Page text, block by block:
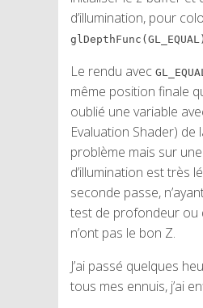
d’illumination, pour
glDepthFunc(GL_EQUAL)
Le rendu avec
même position finale
oublié une variable
Evaluation Shader) de
problème mais sur
d’illumination est très
seconde passe,
test de profondeur ou
n’ont pas le bon Z.
J’ai passé quelques
tous mes ennuis, j’ai